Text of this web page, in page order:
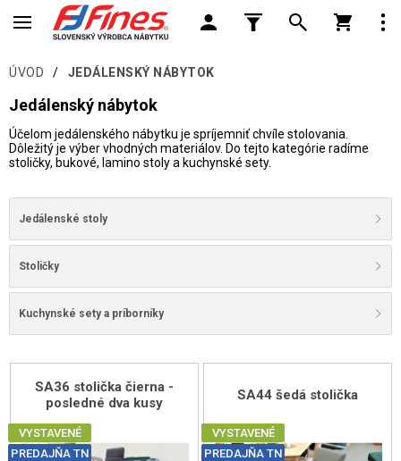
ÚVOD / JEDÁLENSKÝ NÁBYTOK
Jedálenský nábytok
Účelom jedálenského nábytku je spríjemniť chvíle stolovania.
Dôležitý je výber vhodných materiálov. Do tejto kategórie radíme
stoličky, bukové, lamino stoly a kuchynské sety.
Jedálenské stoly
Stoličky
Kuchynské sety a príborníky
SA36 stolička čierna -
posledné dva kusy
VYSTAVENÉ
PREDAJŇA TN
SA44 šedá stolička
VYSTAVENÉ
PREDAJŇA TN